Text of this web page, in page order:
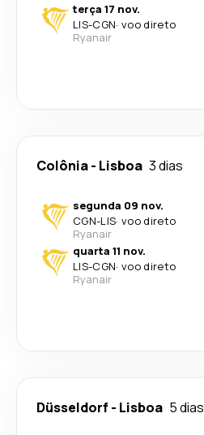
terça 17 nov.
LIS-CGN· voo direto
Ryanair
Colônia- Lisboa 3 dias
segunda 09 nov.
CGN-LIS· voo direto
Ryanair
quarta 11 nov.
LIS-CGN· voo direto
Ryanair
Düsseldorf - Lisboa 5 dias